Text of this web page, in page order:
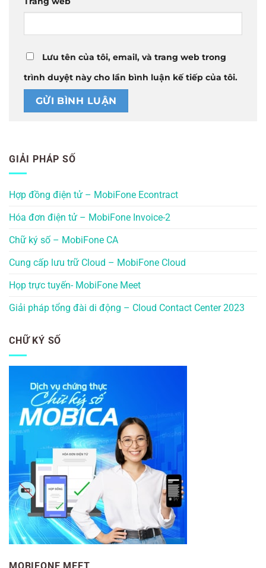
Lưu tên của tôi, email, và trang web trong
trình duyệt này cho lần bình luận kế tiếp của tôi.
GIẢI PHÁP SỐ
Hợp đồng điện tử – MobiFone Econtract
Hóa đơn điện tử – MobiFone Invoice-2
Chữ ký số – MobiFone CA
Cung cấp lưu trữ Cloud – MobiFone Cloud
Họp trực tuyến- MobiFone Meet
Giải pháp tổng đài di động – Cloud Contact Center 2023
CHỮ KÝ SỐ